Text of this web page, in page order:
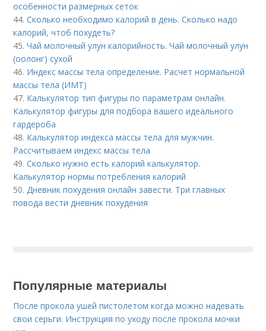
особенности размерных сеток
44.Сколько необходимо калорий в день. Сколько надо
калорий, чтоб похудеть?
45.Чай молочный улун калорийность. Чай молочный улун
(оолонг) сухой
46. Индекс массы тела определение. Расчет нормальной
массы тела (ИМТ)
47. Калькулятор тип фигуры по параметрам онлайн.
Калькулятор фигуры для подбора вашего идеального
гардероба
48. Калькулятор индекса массы тела для мужчин.
Рассчитываем индекс массы тела
49.Сколько нужно есть калорий калькулятор.
Калькулятор нормы потребления калорий
50.Дневник похудения онлайн завести. Три главных
повода вести дневник похудения
Популярные материалы
После прокола ушей пистолетом когда можно надевать
свои серьги. Инструкция по уходу после прокола мочки